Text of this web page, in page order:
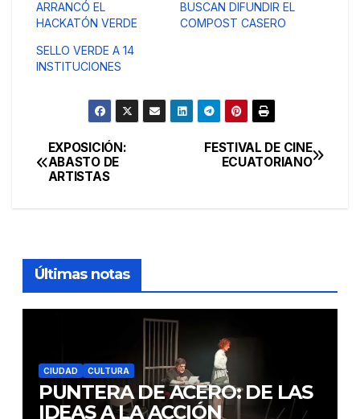
ARRANCÓ EL
HACKATÓN VERDE
BUSCAN DIFUNDIR EL
COMPOST CASERO
SELLO VERDE A 14
INSTITUCIONES
Navegación
de
FESTIVAL DE CINE
ECUATORIANO
EXPOSICIÓN:
ABASTO DE
ARTISTAS
Últimas notas
CIUDAD CULTURA
PUNTERA DE ACERO: DE LAS
IDEAS A LA ACCIÓN